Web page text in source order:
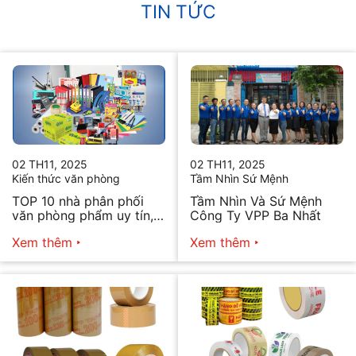
TIN TỨC
02 TH11, 2025
Kiến thức văn phòng
TOP 10 nhà phân phối
văn phòng phẩm uy tín,
Xem thêm
02 TH11, 2025
Tầm Nhìn Sứ Mệnh
Tầm Nhìn Và Sứ Mệnh
Công Ty VPP Ba Nhất
Xem thêm